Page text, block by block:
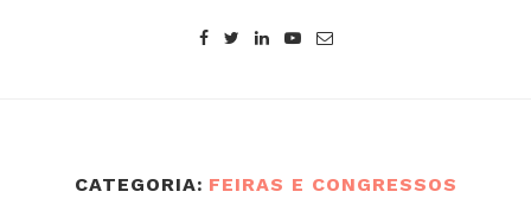
CATEGORIA: FEIRAS E CONGRESSOS